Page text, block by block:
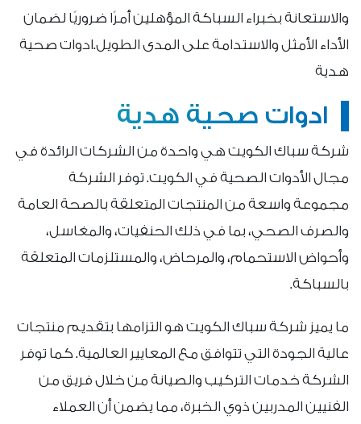
والاستعانة بخبراء السباكة المؤهلين أمرًا ضروريًا لضمان
الأداء الأمثل والاستدامة على المدى الطويل.ادوات صحية
هدية
ادوات صحية هدية
شركة سباك الكويت هي واحدة من الشركات الرائدة في
مجال الأدوات الصحية في الكويت. توفر الشركة
مجموعة واسعة من المنتجات المتعلقة بالصحة العامة
والصرف الصحي، بما في ذلك الحنفيات، والمغاسل،
وأحواض الاستحمام، والمرحاض، والمستلزمات المتعلقة
بالسباكة.
ما يميز شركة سباك الكويت هو التزامها بتقديم منتجات
عالية الجودة التي تتوافق مع المعايير العالمية. كما توفر
الشركة خدمات التركيب والصيانة من خلال فريق من
الفنيين المدربين ذوي الخبرة، مما يضمن أن العملاء